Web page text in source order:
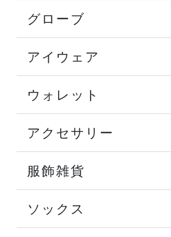
グローブ
アイウェア
ウォレット
アクセサリー
服飾雑貨
ソックス